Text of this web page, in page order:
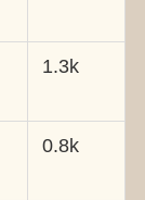
1.3k
0.8k